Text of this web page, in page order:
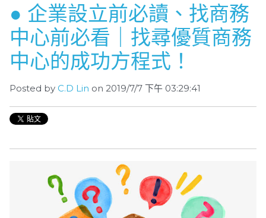
● 企業設立前必讀、找商務
中心前必看｜找尋優質商務
中心的成功方程式！
Posted by C.D Lin on 2019/7/7 下午 03:29:41